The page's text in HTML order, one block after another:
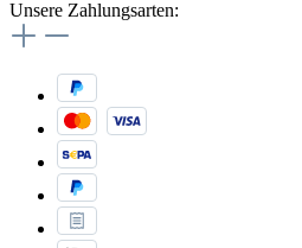
Unsere Zahlungsarten: